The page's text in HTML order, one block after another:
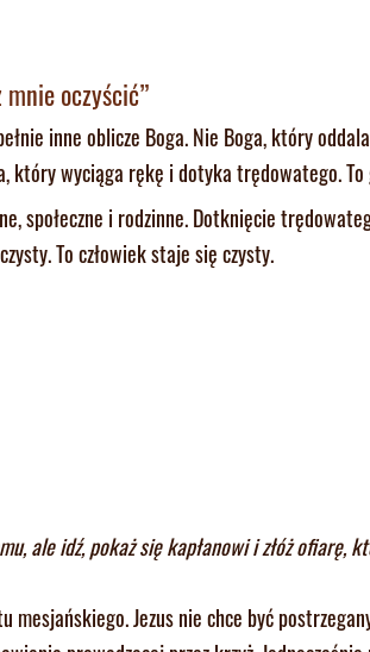
mnie oczyścić”
inne oblicze Boga. Nie Boga, który
który wyciąga rękę i dotyka trędowatego.
społeczne i rodzinne. Dotknięcie
To człowiek staje się czysty.
ale idź, pokaż się kapłanowi i złóż ofiarę,
mesjańskiego. Jezus nie chce być